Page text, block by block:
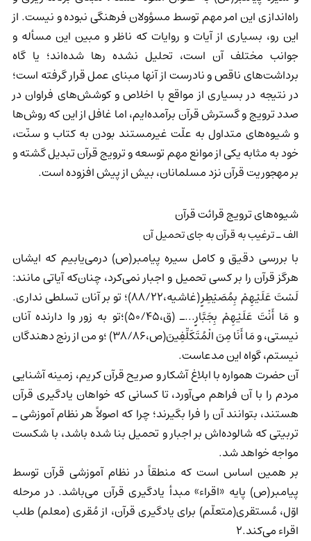
راه‌اندازی این امر مهم توسط مسؤولان فرهنگی نبوده و نیست. از
این رو، بسیاری از آیات و روایات که ناظر و مبین این مسأله و
جوانب مختلف آن است، تحلیل نشده رها شده‌اند؛ یا گاه
برداشت‌های ناقص و نادرست از آنها مبنای عمل قرار گرفته است؛
در نتیجه در بسیاری از مواقع با اخلاص و کوشش‌های فراوان در
صدد ترویج و گسترش قرآن برآمده‌ایم، اما غافل از این که روش‌ها
و شیوه‌های متداول به علّت غیرمستند بودن به کتاب و سنّت،
خود به مثابه یکی از موانع مهم توسعه و ترویج قرآن تبدیل گشته و
بر مهجوریت قرآن نزد مسلمانان، بیش از پیش افزوده است.
شیوه‌های ترویج قرائت قرآن
الف ـ ترغیب به قرآن به جای تحمیل آن
با بررسی دقیق و کامل سیره پیامبر(ص) درمی‌یابیم که ایشان
هرگز قرآن را بر کسی تحمیل و اجبار نمی‌کرد، چنان‌که آیاتی مانند:
لَسْتَ عَلَيْهِمْ بِمُصَيْطِرٍ(غاشیه،88/22)؛ تو بر آنان تسلطی نداری.
و مَا أَنْتَ عَلَيْهِمْ بِجَبَّارٍ...ـ (ق،50/45)؛تو به زور وا دارنده آنان
نیستی، و مَا أَنَا مِنَ الْمُتَكَلِّفِينَ(ص،38/86) ؛و من از رنج دهندگان
نیستم، گواه این مدعاست.
آن حضرت همواره با ابلاغ آشکار و صریح قرآن کریم، زمینه آشنایی
مردم را با آن فراهم می‌آورد، تا کسانی که خواهان یادگیری قرآن
هستند، بتوانند آن را فرا بگیرند؛ چرا که اصولاً هر نظام آموزشی ـ
تربیتی که شالوده‌اش بر اجبار و تحمیل بنا شده باشد، با شکست
مواجه خواهد شد.
بر همین اساس است که منطقاً در نظام آموزشی قرآن توسط
پیامبر(ص) پایه «اقراء» مبدأ یادگیری قرآن می‌باشد. در مرحله
اوّل، مُستقری(متعلّم) برای یادگیری قرآن، از مُقری (معلم) طلب
اقراء می‌کند.2